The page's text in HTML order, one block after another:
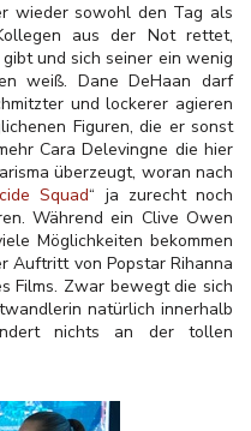
wieder sowohl den Tag als
aus der Not rettet,
und sich seiner ein wenig
weiß. Dane DeHaan darf
und lockerer agieren
Figuren, die er sonst
Cara Delevingne die hier
überzeugt, woran nach
Squad“ ja zurecht noch
Während ein Clive Owen
Möglichkeiten bekommen
Auftritt von Popstar Rihanna
Films. Zwar bewegt die sich
natürlich innerhalb
nichts an der tollen